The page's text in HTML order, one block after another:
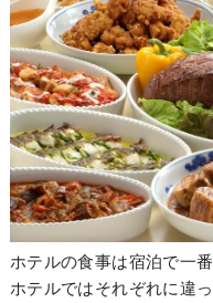
ホテルの食事は宿泊で一
ホテルではそれぞれに違